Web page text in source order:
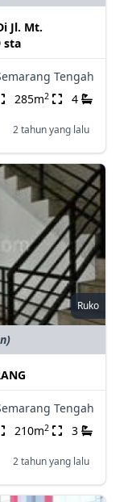
Jl. Mt.
sta
Tengah
285m2 4
2 tahun yang lalu
Ruko
Tengah
210m2 3
2 tahun yang lalu